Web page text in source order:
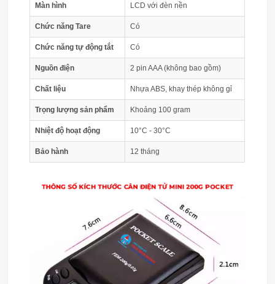
Màn hình LCD với đèn nền
Chức năng Tare Có
Chức năng tự động tắt Có
Nguồn điện 2 pin AAA (không bao gồm)
Chất liệu Nhựa ABS, khay thép không gỉ
Trọng lượng sản phẩm Khoảng 100 gram
Nhiệt độ hoạt động 10°C - 30°C
Bảo hành 12 tháng